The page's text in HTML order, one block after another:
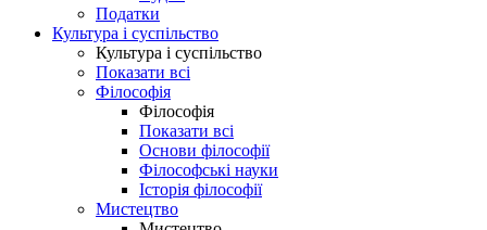
Податки
Культура і суспільство
Культура і суспільство
Показати всі
Філософія
Філософія
Показати всі
Основи філософії
Філософські науки
Історія філософії
Мистецтво